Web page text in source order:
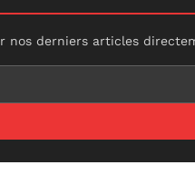
nos derniers articles